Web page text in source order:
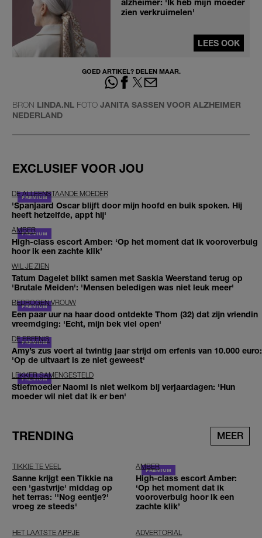
alzheimer: 'Ik heb mijn moeder
zien verkruimelen'
LEES OOK
GOED ARTIKEL? DELEN MAAR.
BRON LINDA.NL FOTO JANITA SASSEN VOOR ALZHEIMER
NEDERLAND
EXCLUSIEF VOOR JOU
DE ALLEENSTAANDE MOEDER
'Spanjaard Oscar blijft door mijn hoofd en buik spoken. Hij
heeft hetzelfde, appt hij'
AMBER
High-class escort Amber: ‘Op het moment dat ik vooroverbuig
hoor ik een zachte klik’
WIL JE ZIEN
Tatum Dagelet blikt samen met Saskia Weerstand terug op
'Brutale Meiden': 'Mensen beledigen was niet leuk meer'
BEDROGEN VROUW
Een paar uur na haar dood ontdekte Thom (32) dat zijn vriendin
vreemdging: 'Echt, mijn bek viel open'
DE ERFENIS
Amy’s zus voert al twintig jaar strijd om erfenis van 10.000 euro:
'Op de uitvaart is ze niet geweest'
LEKKER SAMENGESTELD
Stiefmoeder Naomi is niet welkom bij verjaardagen: 'Hun
moeder wil niet dat ik er ben'
TRENDING MEER
TIKKIE TE VEEL
Sanne krijgt een Tikkie na
een 'gastvrije' middag op
het terras: ''Nog eentje?'
vroeg ze steeds'
AMBER
High-class escort Amber:
‘Op het moment dat ik
vooroverbuig hoor ik een
zachte klik’
HET LAATSTE APPJE ADVERTORIAL